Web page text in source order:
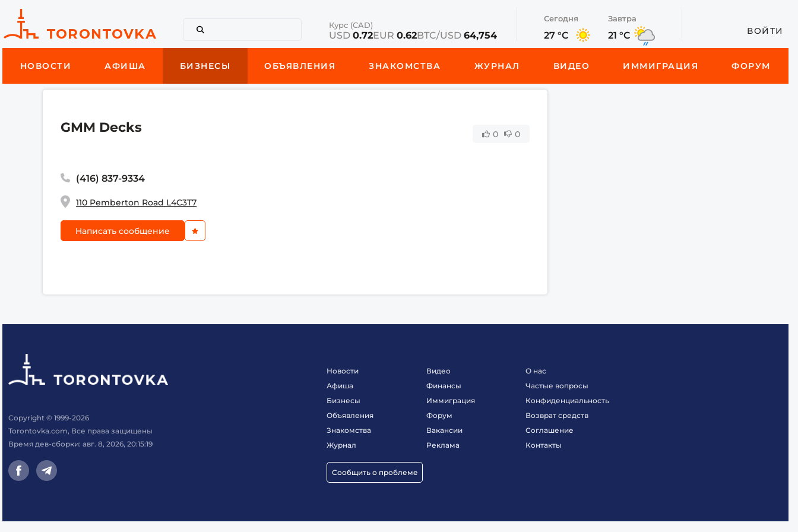
Курс (CAD)
USD 0.72EUR 0.62BTC/USD 64,754
Сегодня
27 °C
Завтра
21 °C ВОЙТИ
НОВОСТИ АФИША БИЗНЕСЫ ОБЪЯВЛЕНИЯ ЗНАКОМСТВА ЖУРНАЛ ВИДЕО ИММИГРАЦИЯ ФОРУМ
GMM Decks 0 0
(416) 837-9334
110 Pemberton Road L4C3T7
Написать сообщение
Copyright © 1999-2026
Torontovka.com, Все права защищены
Время дев-сборки: авг. 8, 2026, 20:15:19
Новости
Афиша
Бизнесы
Объявления
Знакомства
Журнал
Сообщить о проблеме
Видео
Финансы
Иммиграция
Форум
Вакансии
Реклама
О нас
Частые вопросы
Конфиденциальность
Возврат средств
Соглашение
Контакты